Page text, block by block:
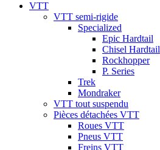
VTT
VTT semi-rigide
Specialized
Epic Hardtail
Chisel Hardtail
Rockhopper
P. Series
Trek
Mondraker
VTT tout suspendu
Pièces détachées VTT
Roues VTT
Pneus VTT
Freins VTT